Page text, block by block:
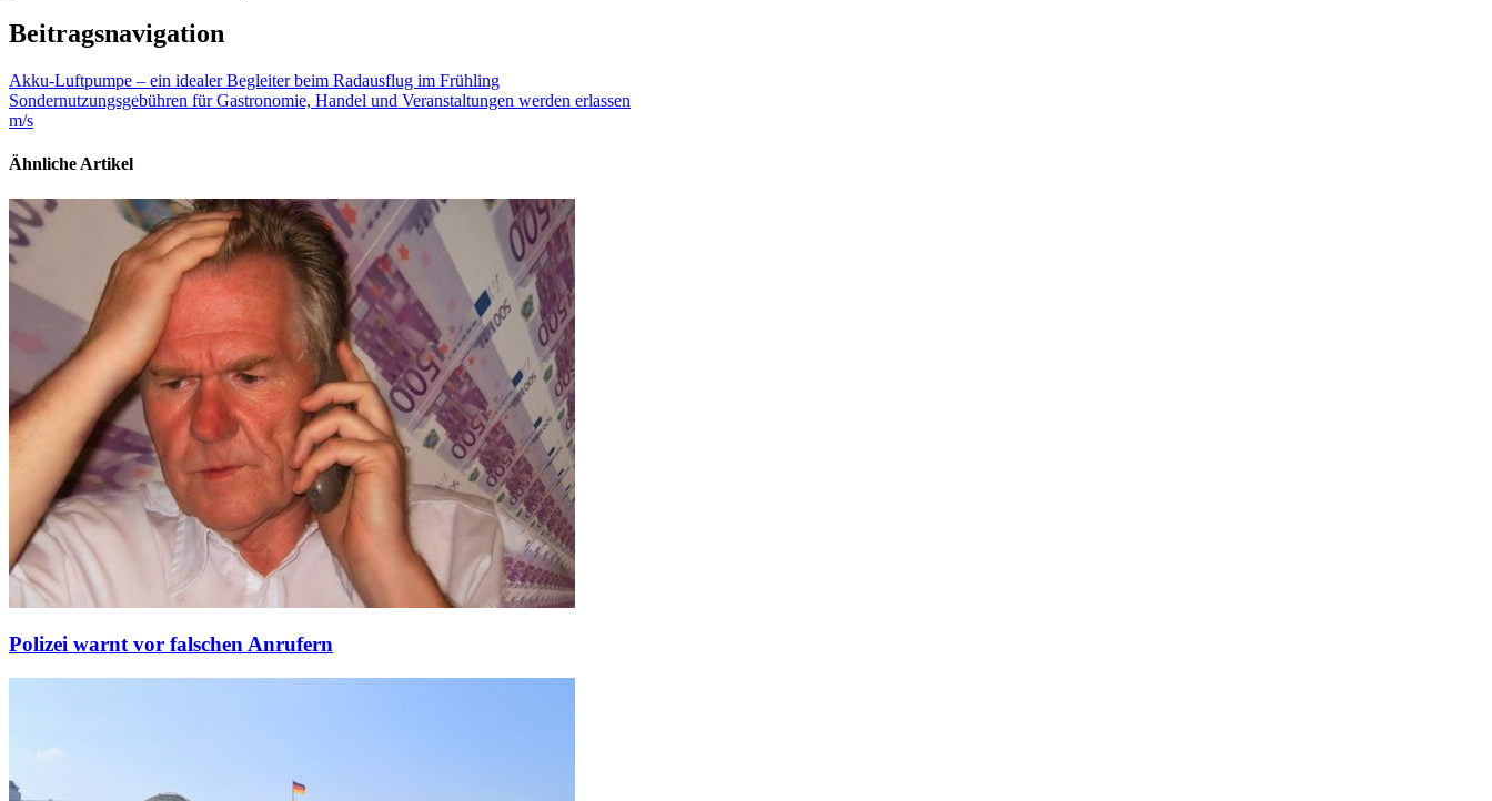
Beitragsnavigation
Akku-Luftpumpe – ein idealer Begleiter beim Radausflug im Frühling
Sondernutzungsgebühren für Gastronomie, Handel und Veranstaltungen werden erlassen
m/s
Ähnliche Artikel
Polizei warnt vor falschen Anrufern